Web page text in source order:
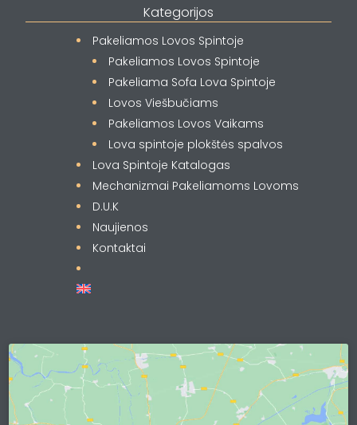
Kategorijos
Pakeliamos Lovos Spintoje
Pakeliamos Lovos Spintoje
Pakeliama Sofa Lova Spintoje
Lovos Viešbučiams
Pakeliamos Lovos Vaikams
Lova spintoje plokštės spalvos
Lova Spintoje Katalogas
Mechanizmai Pakeliamoms Lovoms
D.U.K
Naujienos
Kontaktai